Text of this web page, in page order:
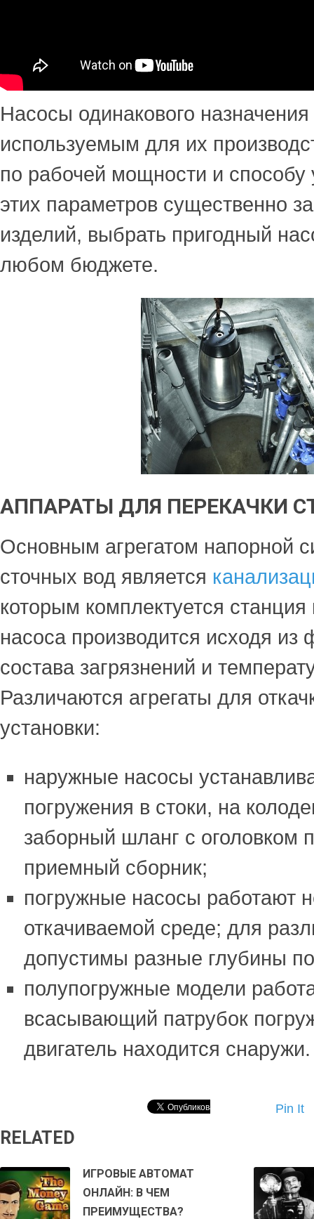
Насосы одинакового
используемым для их
по рабочей мощности и способу
этих параметров существенно
изделий, выбрать пригодный
любом бюджете.
АППАРАТЫ ДЛЯ ПЕРЕКАЧКИ
Основным агрегатом напорной
сточных вод является
которым комплектуется
насоса производится исходя из
состава загрязнений и
Различаются агрегаты для
установки:
наружные насосы
погружения в стоки, на
заборный шланг с оголовком
приемный сборник;
погружные насосы работают
откачиваемой среде; для
допустимы разные глубины
полупогружные модели
всасывающий патрубок
двигатель находится снаружи.
Pin It
RELATED
ИГРОВЫЕ АВТОМАТ
ОНЛАЙН: В ЧЕМ
ПРЕИМУЩЕСТВА?